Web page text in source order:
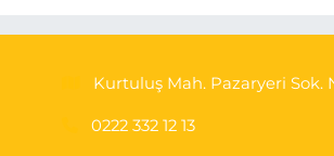
Kurtuluş Mah. Pazaryeri Sok.
0222 332 12 13